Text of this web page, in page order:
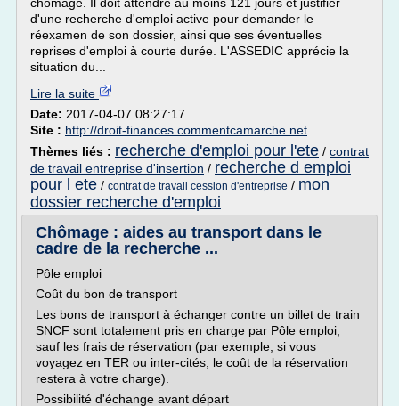
d'une recherche d'emploi active pour demander le
réexamen de son dossier, ainsi que ses éventuelles
reprises d'emploi à courte durée. L'ASSEDIC apprécie la
situation du...
Lire la suite
Date: 2017-04-07 08:27:17
Site : http://droit-finances.commentcamarche.net
Thèmes liés : recherche d'emploi pour l'ete / contrat
de travail entreprise d'insertion / recherche d emploi
pour l ete / contrat de travail cession d'entreprise / mon
dossier recherche d'emploi
Chômage : aides au transport dans le
cadre de la recherche ...
Pôle emploi
Coût du bon de transport
Les bons de transport à échanger contre un billet de train
SNCF sont totalement pris en charge par Pôle emploi,
sauf les frais de réservation (par exemple, si vous
voyagez en TER ou inter-cités, le coût de la réservation
restera à votre charge).
Possibilité d'échange avant départ